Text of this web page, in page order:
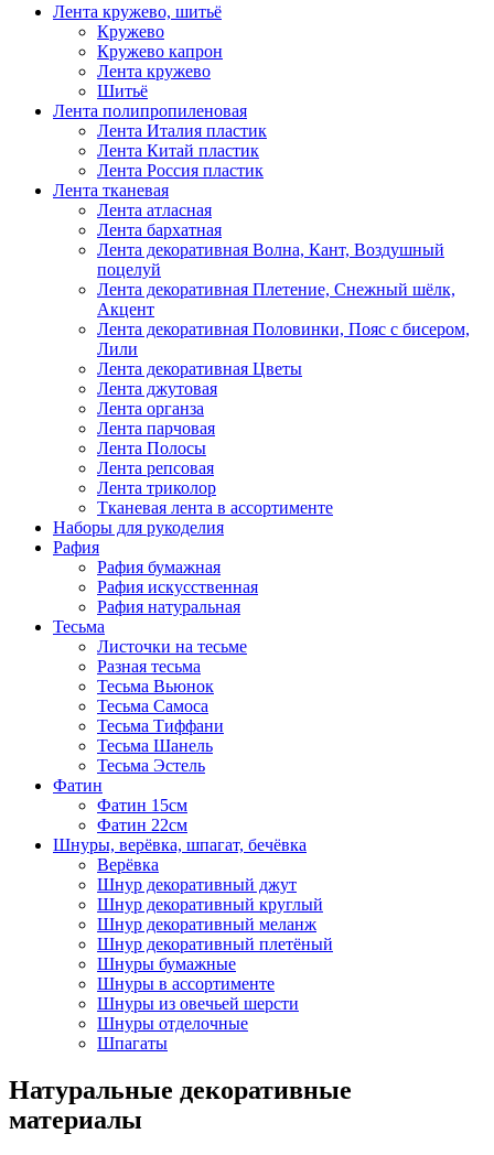
Лента кружево, шитьё
Кружево
Кружево капрон
Лента кружево
Шитьё
Лента полипропиленовая
Лента Италия пластик
Лента Китай пластик
Лента Россия пластик
Лента тканевая
Лента атласная
Лента бархатная
Лента декоративная Волна, Кант, Воздушный
поцелуй
Лента декоративная Плетение, Снежный шёлк,
Акцент
Лента декоративная Половинки, Пояс с бисером,
Лили
Лента декоративная Цветы
Лента джутовая
Лента органза
Лента парчовая
Лента Полосы
Лента репсовая
Лента триколор
Тканевая лента в ассортименте
Наборы для рукоделия
Рафия
Рафия бумажная
Рафия искусственная
Рафия натуральная
Тесьма
Листочки на тесьме
Разная тесьма
Тесьма Вьюнок
Тесьма Самоса
Тесьма Тиффани
Тесьма Шанель
Тесьма Эстель
Фатин
Фатин 15см
Фатин 22см
Шнуры, верёвка, шпагат, бечёвка
Верёвка
Шнур декоративный джут
Шнур декоративный круглый
Шнур декоративный меланж
Шнур декоративный плетёный
Шнуры бумажные
Шнуры в ассортименте
Шнуры из овечьей шерсти
Шнуры отделочные
Шпагаты
Натуральные декоративные
материалы